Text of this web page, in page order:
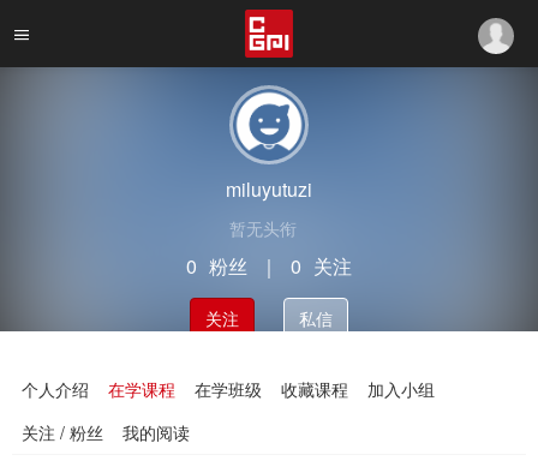
miluyutuzi
暂无头衔
0 粉丝 ｜ 0 关注
关注 私信
个人介绍 在学课程 在学班级 收藏课程
加入小组
关注 / 粉丝
我的阅读